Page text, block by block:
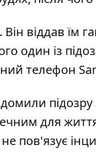
віддав їм
один із
телефон
для
пов'язує